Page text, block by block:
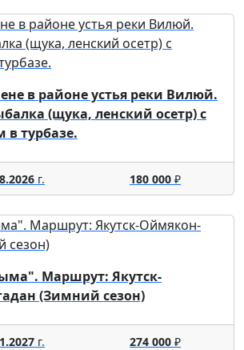
в районе устья реки Вилюй.
(щука, ленский осетр) с
турбазе.
г. 180 000₽
Маршрут: Якутск-
(Зимний сезон)
г. 274 000₽